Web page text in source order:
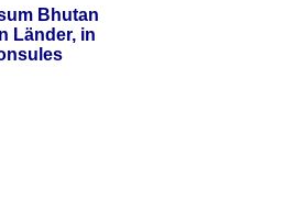
Bhutan
Länder, in